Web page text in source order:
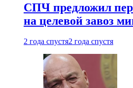
СПЧ предложил
на целевой завоз
2 года спустя2 года спустя